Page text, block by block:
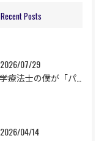
Recent Posts
2026/07/29
2026/04/14